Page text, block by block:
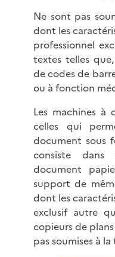
Ne sont pas
dont les
professionnel
textes telles
de codes de
ou à fonction
Les machines à
celles qui
document sous
consiste dans
document
support de
dont les
exclusif autre
copieurs de
pas soumises à la